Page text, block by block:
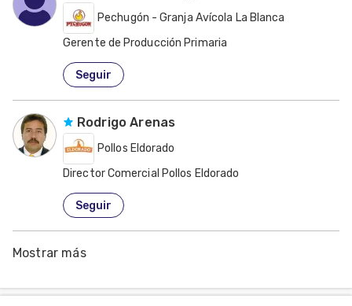
Pechugón - Granja Avícola La Blanca
Gerente de Producción Primaria
Paraguay
Seguir
Rodrigo Arenas
Pollos Eldorado
Director Comercial Pollos Eldorado
Colombia
Seguir
Mostrar más